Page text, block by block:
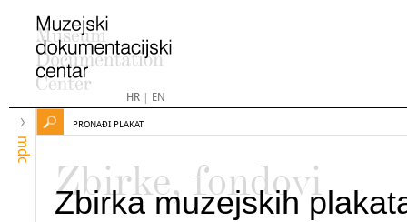
HR| EN
mdc
PRONAĐI PLAKAT
Zbirke, fondovi
Zbirka muzejskih